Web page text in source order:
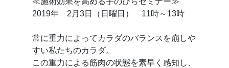
2019年 2月3日（日曜日） 11時～13時
常に重力によってカラダのバランスを崩しや
すい私たちのカラダ。
この重力による筋肉の状態を素早く感知し、